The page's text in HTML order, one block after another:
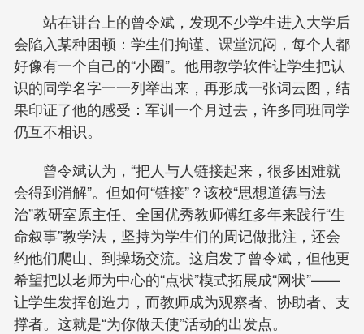
站在讲台上的曾令斌，发现不少学生进入大学后
会陷入某种困顿：学生们拘谨、课堂沉闷，每个人都
好像有一个自己的“小圈”。他用教学软件让学生把认
识的同学名字一一列举出来，再形成一张词云图，结
果印证了他的感受：军训一个月过去，许多同班同学
仍互不相识。
曾令斌认为，“把人与人链接起来，很多困难就
会得到消解”。但如何“链接”？该校“思想道德与法
治”教研室原主任、全国优秀教师傅红多年来践行“生
命叙事”教学法，坚持为学生们的周记做批注，还会
约他们爬山、到操场交流。这启发了曾令斌，但他更
希望把以老师为中心的“点状”模式拓展成“网状”——
让学生发挥创造力，而教师成为观察者、协助者、支
撑者。这就是“为你做天使”活动的出发点。